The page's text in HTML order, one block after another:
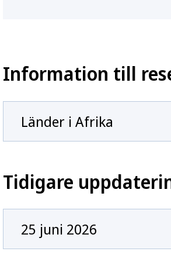
Information till
Länder i Afrika
Tidigare
25 juni 2026